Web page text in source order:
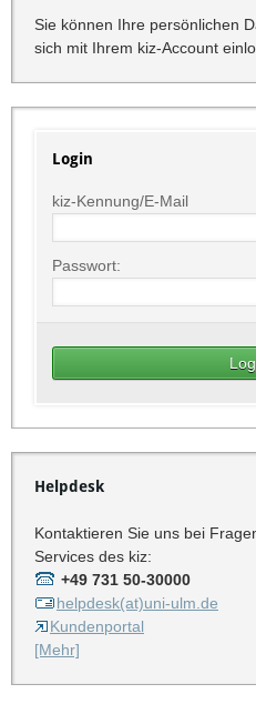
Sie können Ihre persönlichen
sich mit Ihrem kiz-Account
Login
kiz-Kennung/E-Mail
Passwort:
Helpdesk
Kontaktieren Sie uns bei
Services des kiz:
+49 731 50-30000
helpdesk(at)uni-ulm.de
Kundenportal
[Mehr]